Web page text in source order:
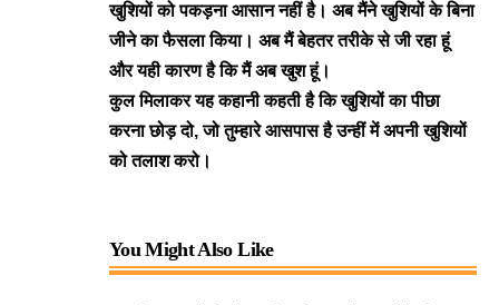
खुशियों को पकड़नाआसान नहीं है। अबमैंने खुशियों के बिना
जीने का फैसला किया। अब मैं बेहतर तरीके से जी रहा हूं
औरयही कारण है कि मैं अब खुश हूं।
कुल मिलाकर यह कहानी कहती है कि खुशियों का पीछा
करना छोड़ दो, जो तुम्हारे आसपास है उन्हीं में अपनी खुशियों
को तलाश करो।
You Might Also Like